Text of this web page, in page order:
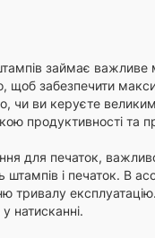
займає важливе
щоб забезпечити
чи ви керуєте
продуктивності та
для печаток,
штампів і печаток. В
тривалу
натисканні.